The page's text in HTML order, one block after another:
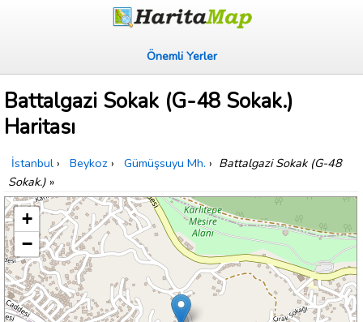
Önemli Yerler
Battalgazi Sokak (G-48 Sokak.)
Haritası
İstanbul › Beykoz › Gümüşsuyu Mh. › Battalgazi Sokak (G-48
Sokak.) »
+
−